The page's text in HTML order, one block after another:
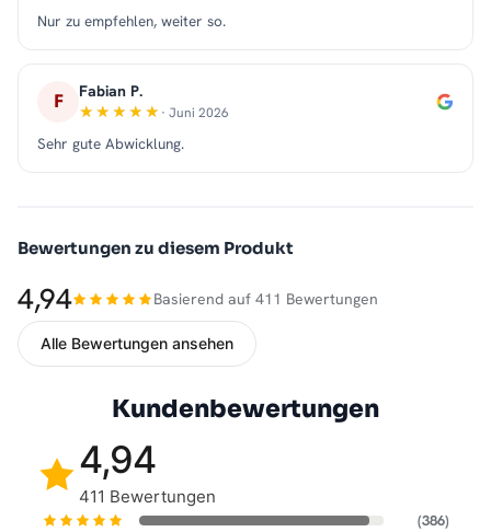
Nur zu empfehlen, weiter so.
F Fabian P.
· Juni 2026
Sehr gute Abwicklung.
Bewertungen zu diesem Produkt
4,94 Basierend auf 411 Bewertungen
Alle Bewertungen ansehen
Kundenbewertungen
4,94
411 Bewertungen
(386)